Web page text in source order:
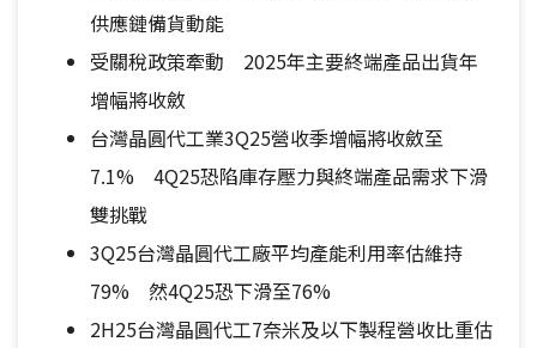
供應鏈備貨動能
受關稅政策牽動 2025年主要終端產品出貨年
增幅將收斂
台灣晶圓代工業3Q25營收季增幅將收斂至
7.1% 4Q25恐陷庫存壓力與終端產品需求下滑
雙挑戰
3Q25台灣晶圓代工廠平均產能利用率估維持
79% 然4Q25恐下滑至76%
2H25台灣晶圓代工7奈米及以下製程營收比重估